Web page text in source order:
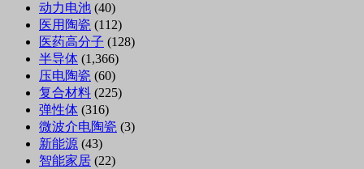
动力电池 (40)
医用陶瓷 (112)
医药高分子 (128)
半导体 (1,366)
压电陶瓷 (60)
复合材料 (225)
弹性体 (316)
微波介电陶瓷 (3)
新能源 (43)
智能家居 (22)